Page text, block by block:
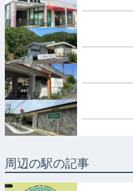
周辺の駅の記事